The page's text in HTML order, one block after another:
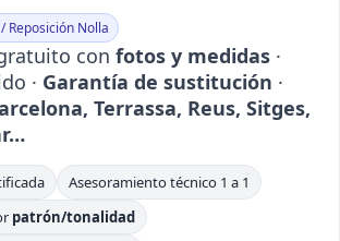
Reposición Nolla
con fotos y medidas ·
· Garantía de sustitución ·
Terrassa, Reus, Sitges,
Asesoramiento técnico 1 a 1
patrón/tonalidad